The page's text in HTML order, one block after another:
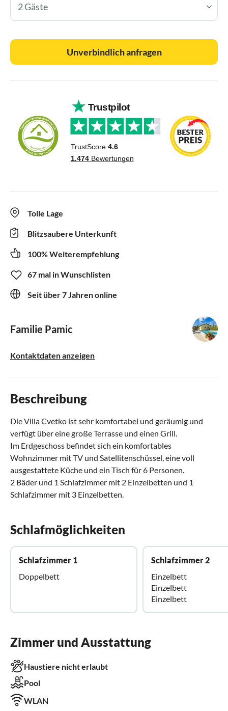
2 Gäste
Unverbindlich anfragen
Tolle Lage
Blitzsaubere Unterkunft
100% Weiterempfehlung
67 mal in Wunschlisten
Seit über 7 Jahren online
Familie Pamic
Kontaktdaten anzeigen
Beschreibung
Die Villa Cvetko ist sehr komfortabel und geräumig und
verfügt über eine große Terrasse und einen Grill.
Im Erdgeschoss befindet sich ein komfortables
Wohnzimmer mit TV und Satellitenschüssel, eine voll
ausgestattete Küche und ein Tisch für 6 Personen.
2 Bäder und 1 Schlafzimmer mit 2 Einzelbetten und 1
Schlafzimmer mit 3 Einzelbetten.
Schlafmöglichkeiten
Schlafzimmer 1
Doppelbett
Schlafzimmer 2
Einzelbett
Einzelbett
Einzelbett
Zimmer und Ausstattung
Haustiere nicht erlaubt
Pool
WLAN